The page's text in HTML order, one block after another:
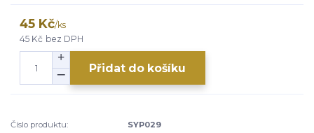
45 Kč/ks
45 Kč bez DPH
Přidat do košíku
Číslo produktu:
SYP029